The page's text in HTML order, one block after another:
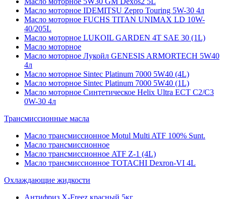
Масло моторное IDEMITSU Zepro Touring 5W-30 4л
Масло моторное FUCHS TITAN UNIMAX LD 10W-
40/205L
Масло моторное LUKOIL GARDEN 4Т SAE 30 (1L)
Масло моторное
Масло моторное Лукойл GENESIS ARMORTECH 5W40
4л
Масло моторное Sintec Platinum 7000 5W40 (4L)
Масло моторное Sintec Platinum 7000 5W40 (1L)
Масло моторное Синтетическое Helix Ultra ECT C2/C3
0W-30 4л
Трансмиссионные масла
Масло трансмиссионное Motul Multi ATF 100% Sunt.
Масло трансмиссионное
Масло трансмиссионное ATF Z-1 (4L)
Масло трансмиссионное TOTACHI Dexron-VI 4L
Охлаждающие жидкости
Антифриз X-Freez красный 5кг